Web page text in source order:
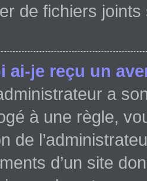
de fichiers
ai-je reçu un
a
à une règle,
de
d’un site